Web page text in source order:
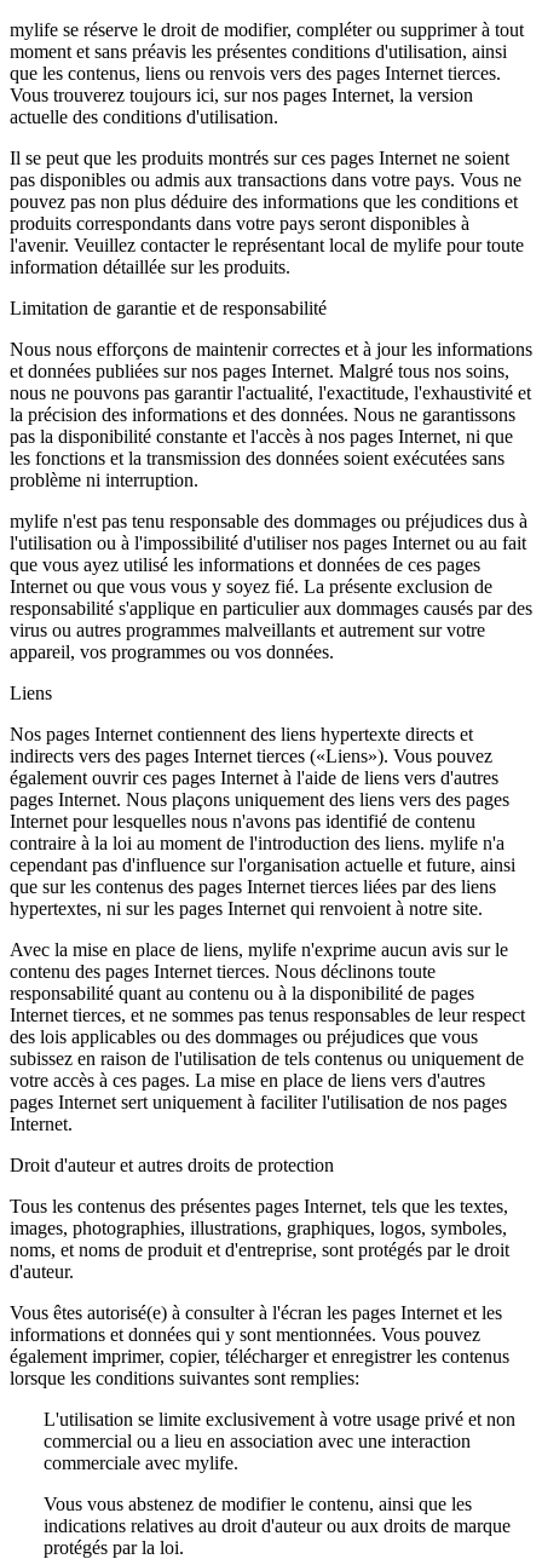
mylife se réserve le droit de modifier, compléter ou supprimer à tout
moment et sans préavis les présentes conditions d'utilisation, ainsi
que les contenus, liens ou renvois vers des pages Internet tierces.
Vous trouverez toujours ici, sur nos pages Internet, la version
actuelle des conditions d'utilisation.
Il se peut que les produits montrés sur ces pages Internet ne soient
pas disponibles ou admis aux transactions dans votre pays. Vous ne
pouvez pas non plus déduire des informations que les conditions et
produits correspondants dans votre pays seront disponibles à
l'avenir. Veuillez contacter le représentant local de mylife pour toute
information détaillée sur les produits.
Limitation de garantie et de responsabilité
Nous nous efforçons de maintenir correctes et à jour les informations
et données publiées sur nos pages Internet. Malgré tous nos soins,
nous ne pouvons pas garantir l'actualité, l'exactitude, l'exhaustivité et
la précision des informations et des données. Nous ne garantissons
pas la disponibilité constante et l'accès à nos pages Internet, ni que
les fonctions et la transmission des données soient exécutées sans
problème ni interruption.
mylife n'est pas tenu responsable des dommages ou préjudices dus à
l'utilisation ou à l'impossibilité d'utiliser nos pages Internet ou au fait
que vous ayez utilisé les informations et données de ces pages
Internet ou que vous vous y soyez fié. La présente exclusion de
responsabilité s'applique en particulier aux dommages causés par des
virus ou autres programmes malveillants et autrement sur votre
appareil, vos programmes ou vos données.
Liens
Nos pages Internet contiennent des liens hypertexte directs et
indirects vers des pages Internet tierces («Liens»). Vous pouvez
également ouvrir ces pages Internet à l'aide de liens vers d'autres
pages Internet. Nous plaçons uniquement des liens vers des pages
Internet pour lesquelles nous n'avons pas identifié de contenu
contraire à la loi au moment de l'introduction des liens. mylife n'a
cependant pas d'influence sur l'organisation actuelle et future, ainsi
que sur les contenus des pages Internet tierces liées par des liens
hypertextes, ni sur les pages Internet qui renvoient à notre site.
Avec la mise en place de liens, mylife n'exprime aucun avis sur le
contenu des pages Internet tierces. Nous déclinons toute
responsabilité quant au contenu ou à la disponibilité de pages
Internet tierces, et ne sommes pas tenus responsables de leur respect
des lois applicables ou des dommages ou préjudices que vous
subissez en raison de l'utilisation de tels contenus ou uniquement de
votre accès à ces pages. La mise en place de liens vers d'autres
pages Internet sert uniquement à faciliter l'utilisation de nos pages
Internet.
Droit d'auteur et autres droits de protection
Tous les contenus des présentes pages Internet, tels que les textes,
images, photographies, illustrations, graphiques, logos, symboles,
noms, et noms de produit et d'entreprise, sont protégés par le droit
d'auteur.
Vous êtes autorisé(e) à consulter à l'écran les pages Internet et les
informations et données qui y sont mentionnées. Vous pouvez
également imprimer, copier, télécharger et enregistrer les contenus
lorsque les conditions suivantes sont remplies:
L'utilisation se limite exclusivement à votre usage privé et non
commercial ou a lieu en association avec une interaction
commerciale avec mylife.
Vous vous abstenez de modifier le contenu, ainsi que les
indications relatives au droit d'auteur ou aux droits de marque
protégés par la loi.